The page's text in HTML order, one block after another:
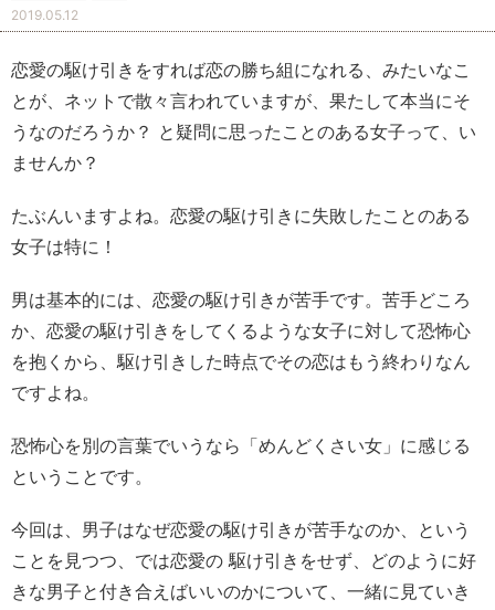
2019.05.12
恋愛の駆け引きをすれば恋の勝ち組になれる、みたいなこ
とが、ネットで散々言われていますが、果たして本当にそ
うなのだろうか？ と疑問に思ったことのある女子って、い
ませんか？
たぶんいますよね。恋愛の駆け引きに失敗したことのある
女子は特に！
男は基本的には、恋愛の駆け引きが苦手です。苦手どころ
か、恋愛の駆け引きをしてくるような女子に対して恐怖心
を抱くから、駆け引きした時点でその恋はもう終わりなん
ですよね。
恐怖心を別の言葉でいうなら「めんどくさい女」に感じる
ということです。
今回は、男子はなぜ恋愛の駆け引きが苦手なのか、という
ことを見つつ、では恋愛の 駆け引きをせず、どのように好
きな男子と付き合えばいいのかについて、一緒に見ていき